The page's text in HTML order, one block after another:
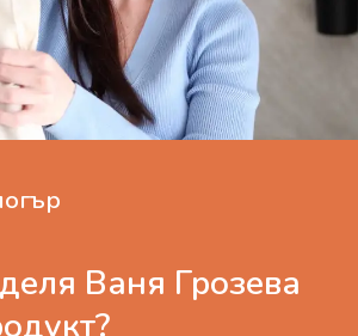
Ваня Грозева